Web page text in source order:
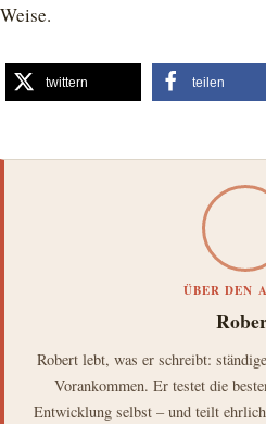
Weise.
twittern teilen
ÜBER DEN
Robert lebt, was er schreibt:
Vorankommen. Er testet die
Entwicklung selbst – und teilt